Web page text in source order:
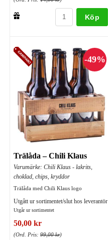
Köp
Trälåda – Chili Klaus
Varumärke: Chili Klaus - lakrits,
choklad, chips, kryddor
Trälåda med Chili Klaus logo
Utgått ur sortimentet/slut hos leverantör
Utgår ur sortimentet
50,00 kr
(Ord. Pris: 99,00 kr)